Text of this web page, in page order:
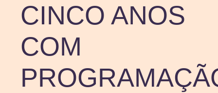
CINCO ANOS
COM